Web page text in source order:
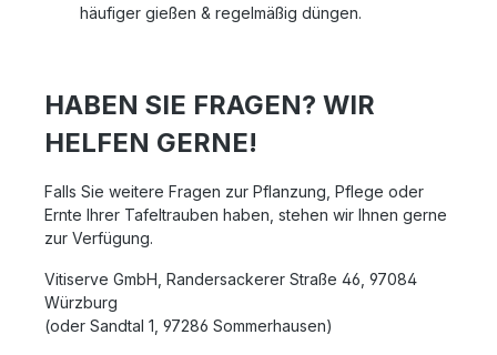
häufiger gießen & regelmäßig düngen.
HABEN SIE FRAGEN? WIR
HELFEN GERNE!
Falls Sie weitere Fragen zur Pflanzung, Pflege oder
Ernte Ihrer Tafeltrauben haben, stehen wir Ihnen gerne
zur Verfügung.
Vitiserve GmbH, Randersackerer Straße 46, 97084
Würzburg
(oder Sandtal 1, 97286 Sommerhausen)